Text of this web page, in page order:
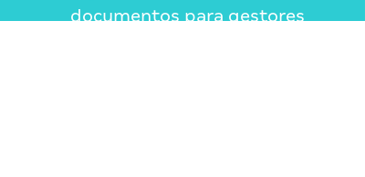
documentos para gestores